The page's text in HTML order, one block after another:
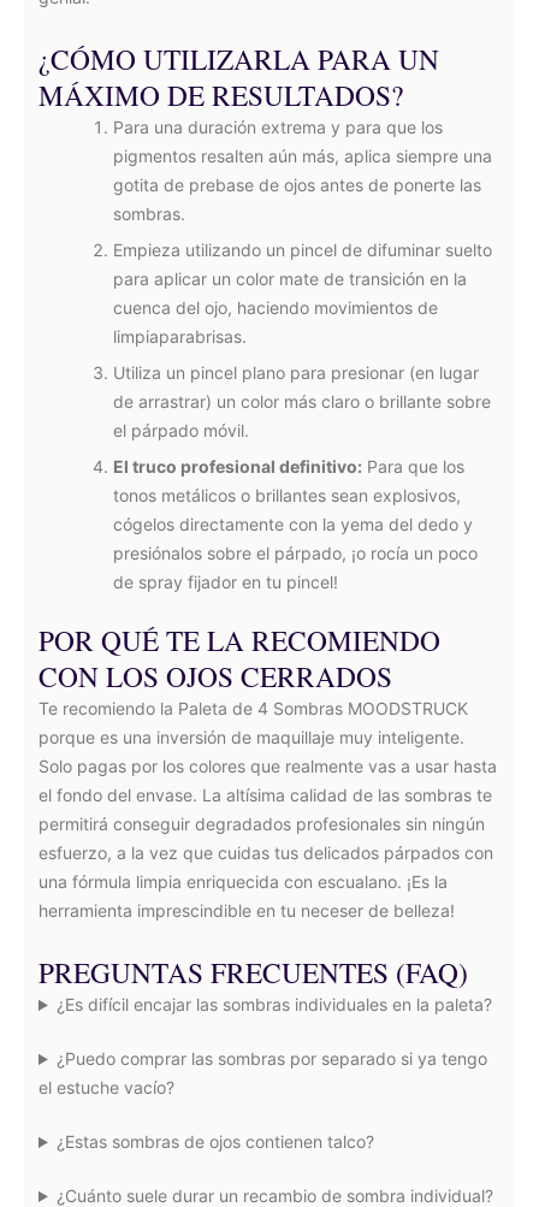
¿CÓMO UTILIZARLA PARA UN
MÁXIMO DE RESULTADOS?
Para una duración extrema y para que los
pigmentos resalten aún más, aplica siempre una
gotita de prebase de ojos antes de ponerte las
sombras.
Empieza utilizando un pincel de difuminar suelto
para aplicar un color mate de transición en la
cuenca del ojo, haciendo movimientos de
limpiaparabrisas.
Utiliza un pincel plano para presionar (en lugar
de arrastrar) un color más claro o brillante sobre
el párpado móvil.
El truco profesional definitivo: Para que los
tonos metálicos o brillantes sean explosivos,
cógelos directamente con la yema del dedo y
presiónalos sobre el párpado, ¡o rocía un poco
de spray fijador en tu pincel!
POR QUÉ TE LA RECOMIENDO
CON LOS OJOS CERRADOS
Te recomiendo la Paleta de 4 Sombras MOODSTRUCK
porque es una inversión de maquillaje muy inteligente.
Solo pagas por los colores que realmente vas a usar hasta
el fondo del envase. La altísima calidad de las sombras te
permitirá conseguir degradados profesionales sin ningún
esfuerzo, a la vez que cuidas tus delicados párpados con
una fórmula limpia enriquecida con escualano. ¡Es la
herramienta imprescindible en tu neceser de belleza!
PREGUNTAS FRECUENTES (FAQ)
¿Es difícil encajar las sombras individuales en la paleta?
¿Puedo comprar las sombras por separado si ya tengo
el estuche vacío?
¿Estas sombras de ojos contienen talco?
¿Cuánto suele durar un recambio de sombra individual?